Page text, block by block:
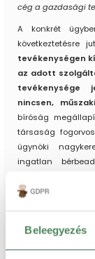
Beleegyezés
cég a gazdasági
A konkrét
következtetésre
tevékenységen
az adott
tevékenysége
nincsen,
bíróság
társaság
ügynöki
ingatlan
feltüntetésre.
Mivel a fenti
azaz egy épület